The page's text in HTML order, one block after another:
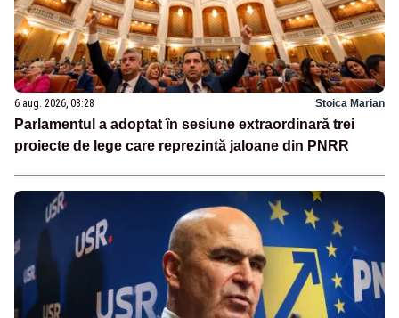
6 aug. 2026, 08:28 Stoica Marian
Parlamentul a adoptat în sesiune extraordinară trei
proiecte de lege care reprezintă jaloane din PNRR